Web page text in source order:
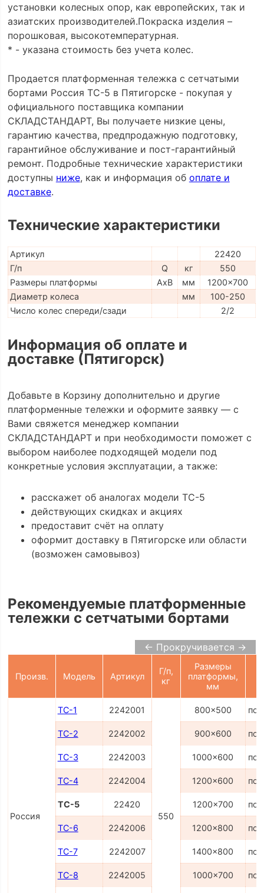
установки колесных опор, как европейских, так и
азиатских производителей.Покраска изделия –
порошковая, высокотемпературная.
* - указана стоимость без учета колес.
Продается платформенная тележка с сетчатыми
бортами Россия ТС-5 в Пятигорске - покупая у
официального поставщика компании
СКЛАДСТАНДАРТ, Вы получаете низкие цены,
гарантию качества, предпродажную подготовку,
гарантийное обслуживание и пост-гарантийный
ремонт. Подробные технические характеристики
доступны ниже, как и информация об оплате и
доставке.
Технические характеристики
Артикул
22420
Г/п
Q кг
550
Размеры платформы
AxB мм
1200x700
Диаметр колеса
мм
100-250
Число колес спереди/сзади
2/2
Информация об оплате и
доставке (Пятигорск)
Добавьте в Корзину дополнительно и другие
платформенные тележки и оформите заявку — с
Вами свяжется менеджер компании
СКЛАДСТАНДАРТ и при необходимости поможет с
выбором наиболее подходящей модели под
конкретные условия эксплуатации, а также:
расскажет об аналогах модели ТС-5
действующих скидках и акциях
предоставит счёт на оплату
оформит доставку в Пятигорске или области
(возможен самовывоз)
Рекомендуемые платформенные
тележки с сетчатыми бортами
← Прокручивается →
Произв. Модель Артикул
Г/п,
кг
Размеры
платформы,
мм
Россия
ТС-1 2242001
550
800x500 по
ТС-2 2242002 900x600 по
ТС-3 2242003 1000x600 по
ТС-4 2242004 1200x600 по
ТС-5 22420 1200x700 по
ТС-6 2242006 1200x800 по
ТС-7 2242007 1400x800 по
ТС-8 2242005 1000x700 по